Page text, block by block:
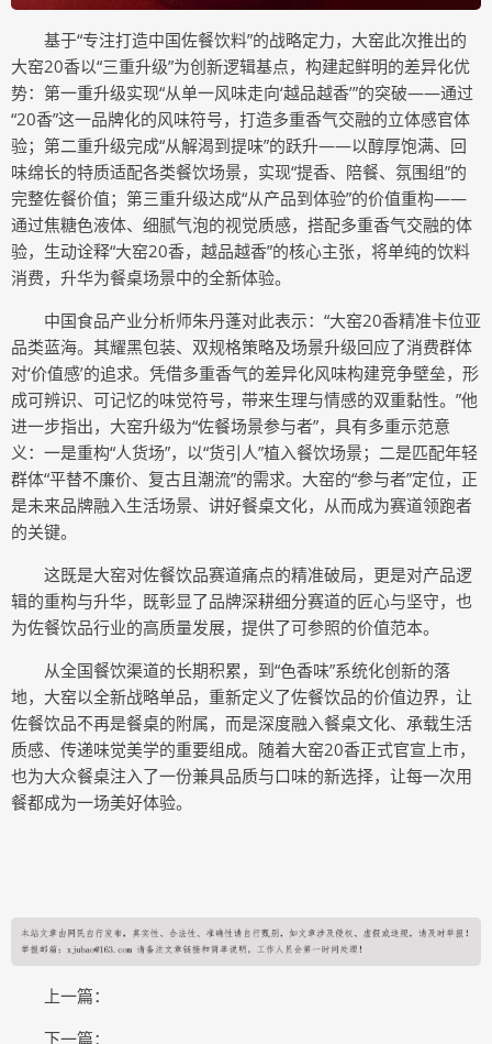
基于“专注打造中国佐餐饮料”的战略定力，大窑此次推出的
大窑20香以“三重升级”为创新逻辑基点，构建起鲜明的差异化优
势：第一重升级实现“从单一风味走向‘越品越香’”的突破——通过
“20香”这一品牌化的风味符号，打造多重香气交融的立体感官体
验；第二重升级完成“从解渴到提味”的跃升——以醇厚饱满、回
味绵长的特质适配各类餐饮场景，实现“提香、陪餐、氛围组”的
完整佐餐价值；第三重升级达成“从产品到体验”的价值重构——
通过焦糖色液体、细腻气泡的视觉质感，搭配多重香气交融的体
验，生动诠释“大窑20香，越品越香”的核心主张，将单纯的饮料
消费，升华为餐桌场景中的全新体验。
中国食品产业分析师朱丹蓬对此表示：“大窑20香精准卡位亚
品类蓝海。其耀黑包装、双规格策略及场景升级回应了消费群体
对‘价值感’的追求。凭借多重香气的差异化风味构建竞争壁垒，形
成可辨识、可记忆的味觉符号，带来生理与情感的双重黏性。”他
进一步指出，大窑升级为“佐餐场景参与者”，具有多重示范意
义：一是重构“人货场”，以“货引人”植入餐饮场景；二是匹配年轻
群体“平替不廉价、复古且潮流”的需求。大窑的“参与者”定位，正
是未来品牌融入生活场景、讲好餐桌文化，从而成为赛道领跑者
的关键。
这既是大窑对佐餐饮品赛道痛点的精准破局，更是对产品逻
辑的重构与升华，既彰显了品牌深耕细分赛道的匠心与坚守，也
为佐餐饮品行业的高质量发展，提供了可参照的价值范本。
从全国餐饮渠道的长期积累，到“色香味”系统化创新的落
地，大窑以全新战略单品，重新定义了佐餐饮品的价值边界，让
佐餐饮品不再是餐桌的附属，而是深度融入餐桌文化、承载生活
质感、传递味觉美学的重要组成。随着大窑20香正式官宣上市，
也为大众餐桌注入了一份兼具品质与口味的新选择，让每一次用
餐都成为一场美好体验。
上一篇：
下一篇：